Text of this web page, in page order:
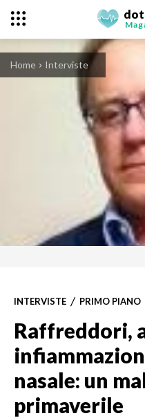
Home Interviste
INTERVISTE PRIMO PIANO
Raffreddori,
nasale: un
primaverile